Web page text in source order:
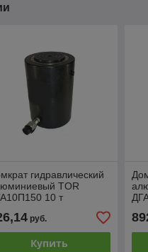
гидравлический
TOR
10 т
руб.
Купить